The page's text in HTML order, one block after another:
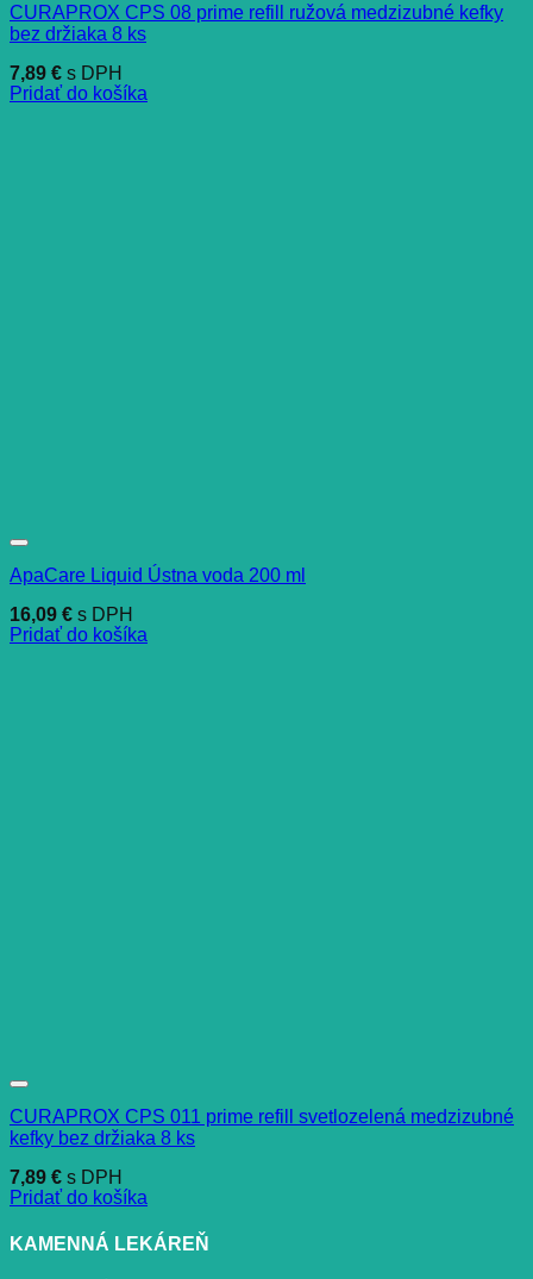
CURAPROX CPS 08 prime refill ružová medzizubné kefky
bez držiaka 8 ks
7,89 € s DPH
Pridať do košíka
ApaCare Liquid Ústna voda 200 ml
16,09 € s DPH
Pridať do košíka
CURAPROX CPS 011 prime refill svetlozelená medzizubné
kefky bez držiaka 8 ks
7,89 € s DPH
Pridať do košíka
KAMENNÁ LEKÁREŇ